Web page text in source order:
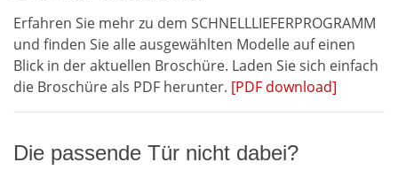
Erfahren Sie mehr zu dem SCHNELLLIEFERPROGRAMM
und finden Sie alle ausgewählten Modelle auf einen
Blick in der aktuellen Broschüre. Laden Sie sich einfach
die Broschüre als PDF herunter. [PDF download]
Die passende Tür nicht dabei?